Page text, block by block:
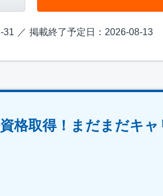
31 掲載終了予定日：2026-08-13
格取得！まだまだキ